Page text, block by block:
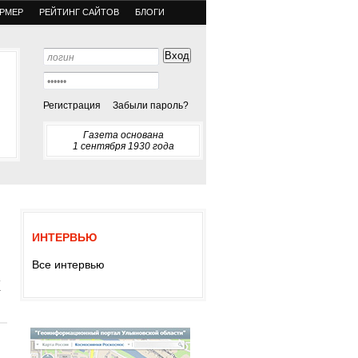
РЕЙТИНГ САЙТОВ БЛОГИ
Регистрация Забыли пароль?
Газета основана
1 сентября 1930 года
ИНТЕРВЬЮ
Все интервью